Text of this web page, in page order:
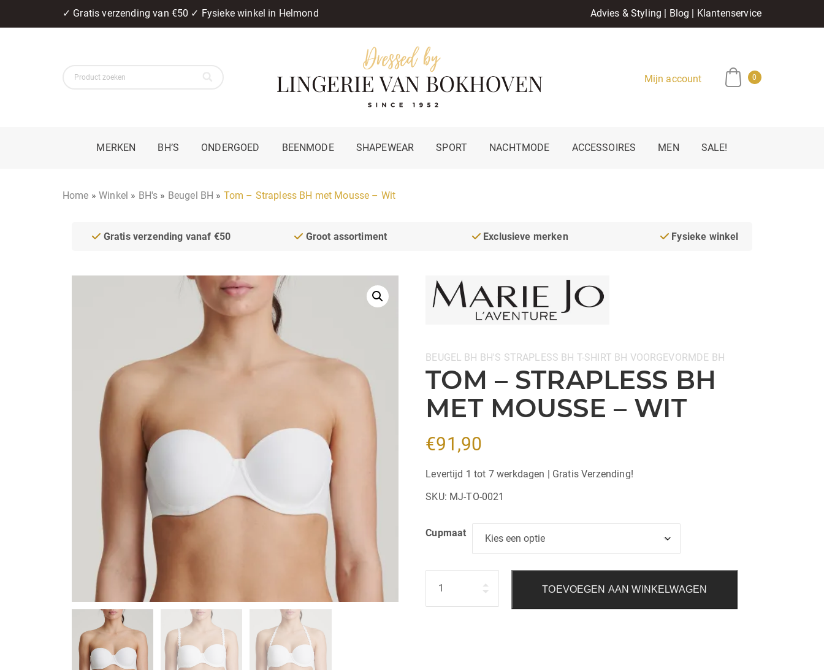
✓ Gratis verzending van €50 ✓ Fysieke winkel in Helmond Advies & Styling | Blog | Klantenservice
Mijn account 0
MERKEN BH’S ONDERGOED BEENMODE SHAPEWEAR SPORT NACHTMODE ACCESSOIRES MEN SALE!
Home »Winkel » BH's » Beugel BH » Tom – Strapless BH met Mousse – Wit
Gratis verzending vanaf €50 Groot assortiment Exclusieve merken Fysieke winkel
Categorieën:
BEUGEL BH BH'S STRAPLESS BH T-SHIRT BH VOORGEVORMDE BH
TOM – STRAPLESS BH
MET MOUSSE – WIT
€91,90
Levertijd 1 tot 7 werkdagen | Gratis Verzending!
SKU: MJ-TO-0021
Cupmaat
TOEVOEGEN AAN WINKELWAGEN